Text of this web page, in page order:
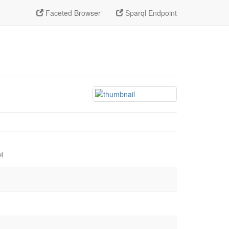
Faceted Browser Sparql Endpoint